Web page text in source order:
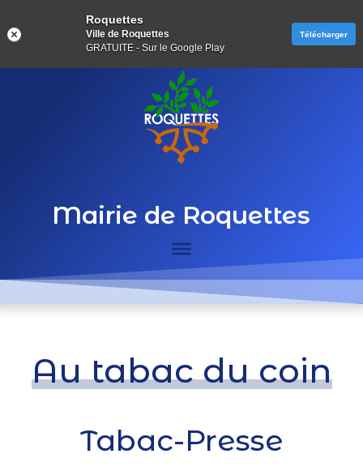
Mairie de Roquettes
Au tabac du coin
Tabac-Presse
Roquettes
Ville de Roquettes
GRATUITE - Sur le Google Play
Télécharger